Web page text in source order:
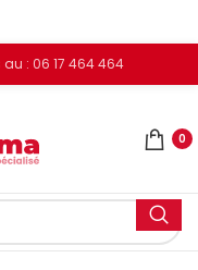
: 06 17 464 464
0